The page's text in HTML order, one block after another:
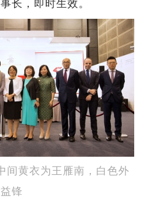
间黄衣为王雁南，白色外
锋